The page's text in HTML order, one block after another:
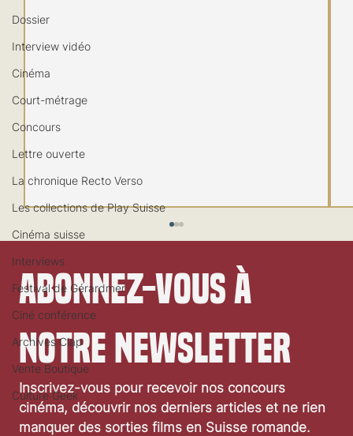
Dossier
Interview vidéo
Cinéma
Court-métrage
Concours
Lettre ouverte
La chronique Recto Verso
Les collections de Play Suisse
Cinéma suisse
Interviews
Festival de Gérardmer
Ciné conférence
Archives Clap
Vente Boutique
Culture Geek
Festival de Locarno 2026: Wild at Heart
Abonnez-vous à
notre newsletter
Inscrivez-vous pour recevoir nos concours
cinéma, découvrir nos derniers articles et ne rien
manquer des sorties films en Suisse romande.